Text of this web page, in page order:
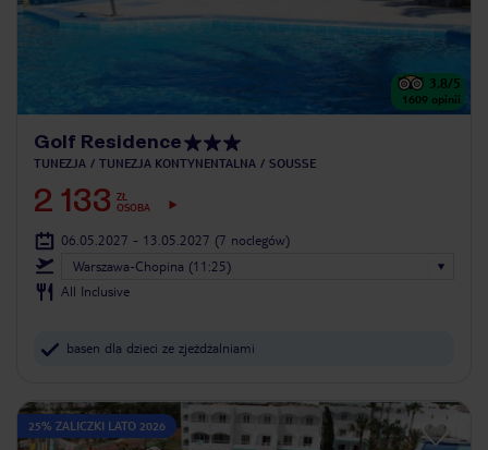
3.8/5
1609 opinii
Golf Residence
TUNEZJA TUNEZJA KONTYNENTALNA SOUSSE
2 133 ZŁ
OSOBA
06.05.2027 - 13.05.2027 (7 noclegów)
Warszawa-Chopina (11:25)
All Inclusive
basen dla dzieci ze zjeżdżalniami
25% ZALICZKI LATO 2026